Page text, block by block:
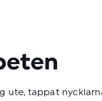
ute, tappat